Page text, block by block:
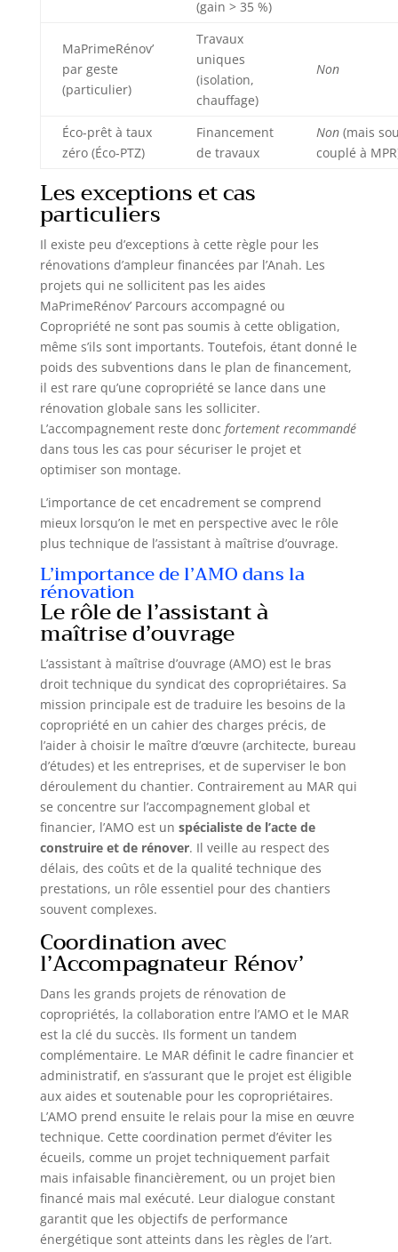
(gain > 35 %)
MaPrimeRénov’
par geste
(particulier)
Travaux
uniques
(isolation,
chauffage)
Non
Éco-prêt à taux
zéro (Éco-PTZ)
Financement
de travaux
Non(mais
couplé à
Les exceptions et cas
particuliers
Il existe peu d’exceptions à cette règle pour les
rénovations d’ampleur financées par l’Anah. Les
projets qui ne sollicitent pas les aides
MaPrimeRénov’ Parcours accompagné ou
Copropriété ne sont pas soumis à cette obligation,
même s’ils sont importants. Toutefois, étant donné le
poids des subventions dans le plan de financement,
il est rare qu’une copropriété se lance dans une
rénovation globale sans les solliciter.
L’accompagnement reste donc fortement recommandé
dans tous les cas pour sécuriser le projet et
optimiser son montage.
L’importance de cet encadrement se comprend
mieux lorsqu’on le met en perspective avec le rôle
plus technique de l’assistant à maîtrise d’ouvrage.
L’importance de l’AMO dans la
rénovation
Le rôle de l’assistant à
maîtrise d’ouvrage
L’assistant à maîtrise d’ouvrage (AMO) est le bras
droit technique du syndicat des copropriétaires. Sa
mission principale est de traduire les besoins de la
copropriété en un cahier des charges précis, de
l’aider à choisir le maître d’œuvre (architecte, bureau
d’études) et les entreprises, et de superviser le bon
déroulement du chantier. Contrairement au MAR qui
se concentre sur l’accompagnement global et
financier, l’AMO est un spécialiste de l’acte de
construire et de rénover. Il veille au respect des
délais, des coûts et de la qualité technique des
prestations, un rôle essentiel pour des chantiers
souvent complexes.
Coordination avec
l’Accompagnateur Rénov’
Dans les grands projets de rénovation de
copropriétés, la collaboration entre l’AMO et le MAR
est la clé du succès. Ils forment un tandem
complémentaire. Le MAR définit le cadre financier et
administratif, en s’assurant que le projet est éligible
aux aides et soutenable pour les copropriétaires.
L’AMO prend ensuite le relais pour la mise en œuvre
technique. Cette coordination permet d’éviter les
écueils, comme un projet techniquement parfait
mais infaisable financièrement, ou un projet bien
financé mais mal exécuté. Leur dialogue constant
garantit que les objectifs de performance
énergétique sont atteints dans les règles de l’art.